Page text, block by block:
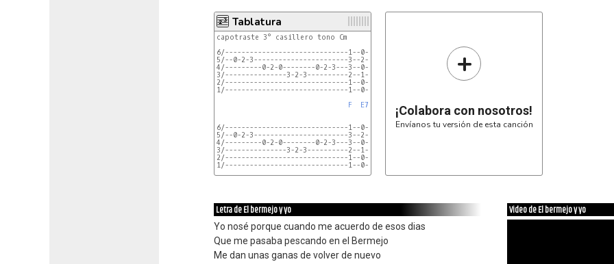
Tablatura
capotraste 3° casillero tono Cm
6/------------------------------1--0---0-3----------------------------
5/--0-2-3-----------------------3--2-------2-3-0-3-2-0-2-3-0----------
4/---------0-2-0--------0-2-3---3--0-------------------------3-3-2----
3/---------------3-2-3----------2--1----------------------------------
2/------------------------------1--0----------------------------------
1/------------------------------1--0----------------------------------
F
E7
6/------------------------------1--0---0-2-4-----------0---------------
5/--0-2-3-----------------------3--2---------0-2-3-3-2-0---------------
4/---------0-2-0--------0-2-3---3--0-------------------2---------------
3/---------------3-2-3----------2--1-------------------2---------------
2/------------------------------1--0-------------------1---------------
1/------------------------------1--0-------------------0---------------
+
¡Colabora con nosotros!
Envíanos tu versión de esta canción
Letra de El bermejo y yo
Yo nosé porque cuando me acuerdo de esos dias
Que me pasaba pescando en el Bermejo
Me dan unas ganas de volver de nuevo
Video de El bermejo y yo